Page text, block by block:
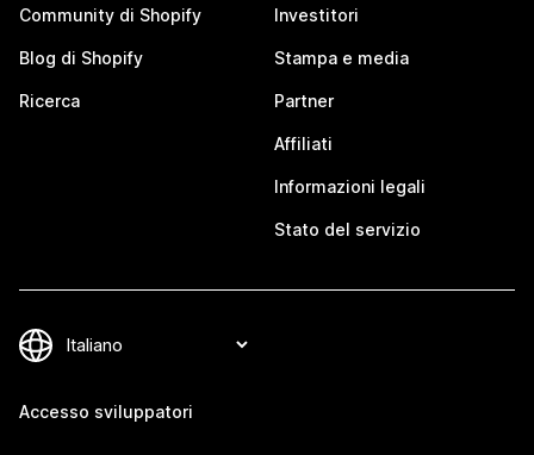
Community di Shopify
Blog di Shopify
Ricerca
Investitori
Stampa e media
Partner
Affiliati
Informazioni legali
Stato del servizio
Accesso sviluppatori